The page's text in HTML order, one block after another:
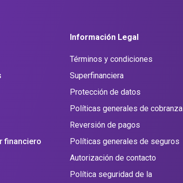
financiero
Información Legal
Términos y condiciones
Superfinanciera
Protección de datos
Políticas generales de cobranza
Reversión de pagos
Políticas generales de seguros
Autorización de contacto
Política seguridad de la